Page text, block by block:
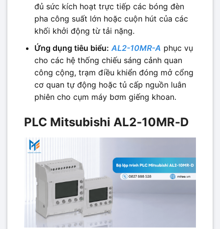
đủ sức kích hoạt trực tiếp các bóng đèn
pha công suất lớn hoặc cuộn hút của các
khối khởi động từ tải nặng.
Ứng dụng tiêu biểu: AL2-10MR-A phục vụ
cho các hệ thống chiếu sáng cảnh quan
công cộng, trạm điều khiển đóng mở cổng
cơ quan tự động hoặc tủ cấp nguồn luân
phiên cho cụm máy bơm giếng khoan.
PLC Mitsubishi AL2-10MR-D